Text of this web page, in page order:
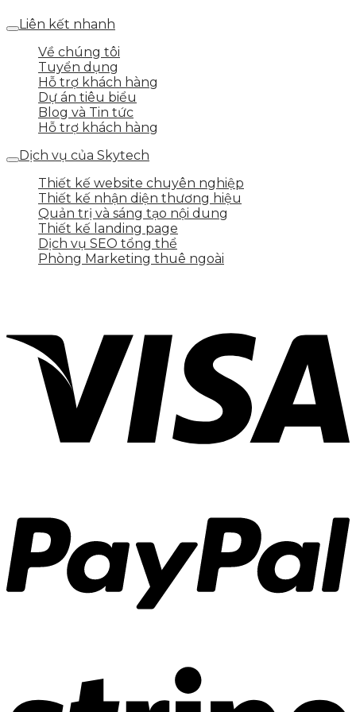
Liên kết nhanh
Về chúng tôi
Tuyển dụng
Hỗ trợ khách hàng
Dự án tiêu biểu
Blog và Tin tức
Hỗ trợ khách hàng
Dịch vụ của Skytech
Thiết kế website chuyên nghiệp
Thiết kế nhận diện thương hiệu
Quản trị và sáng tạo nội dung
Thiết kế landing page
Dịch vụ SEO tổng thể
Phòng Marketing thuê ngoài